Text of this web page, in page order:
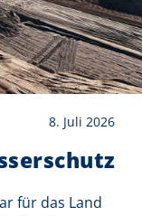
8. Juli 2026
für das Land